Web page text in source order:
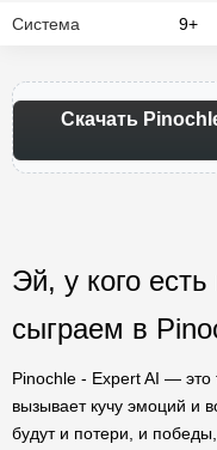
Система 9+
Скачать
Эй, у кого
сыграем в
Pinochle - Expert AI — это
вызывает кучу эмоций и
будут и потери, и